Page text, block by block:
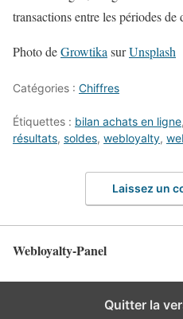
transactions entre les périodes de
Photo deGrowtika surUnsplash
Catégories : Chiffres
Étiquettes : bilan achats en ligne,
résultats, soldes, webloyalty,
Laissez un
Webloyalty-Panel
Quitter la